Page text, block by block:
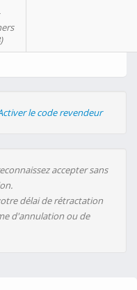
le code revendeur
accepter sans
délai de rétractation
d'annulation ou de